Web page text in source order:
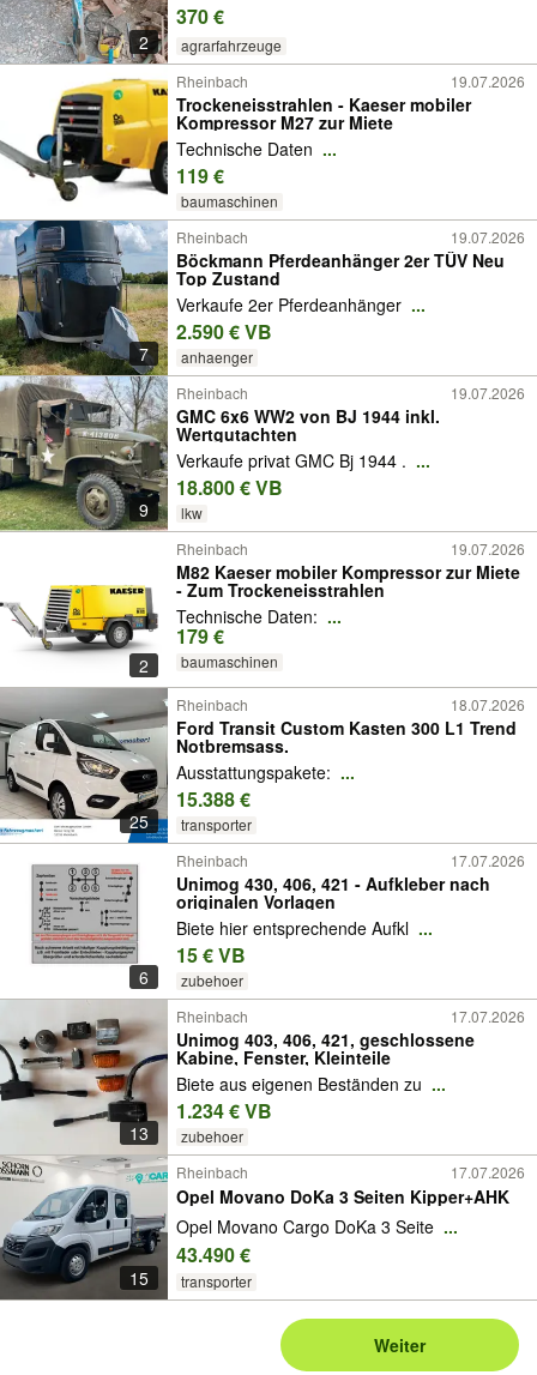
2
370 €
agrarfahrzeuge
Rheinbach
19.07.2026
Trockeneisstrahlen - Kaeser mobiler
Kompressor M27 zur Miete
Technische Daten ...
119 €
baumaschinen
7
Rheinbach 19.07.2026
Böckmann Pferdeanhänger 2er TÜV Neu
Top Zustand
Verkaufe 2er Pferdeanhänger ...
2.590 € VB
anhaenger
9
Rheinbach 19.07.2026
GMC 6x6 WW2 von BJ 1944 inkl.
Wertgutachten
Verkaufe privat GMC Bj 1944 . ...
18.800 € VB
lkw
2
Rheinbach 19.07.2026
M82 Kaeser mobiler Kompressor zur Miete
- Zum Trockeneisstrahlen
Technische Daten: ...
179 €
baumaschinen
25
Rheinbach 18.07.2026
Ford Transit Custom Kasten 300 L1 Trend
Notbremsass.
Ausstattungspakete: ...
15.388 €
transporter
6
Rheinbach 17.07.2026
Unimog 430, 406, 421 - Aufkleber nach
originalen Vorlagen
Biete hier entsprechende Aufkl ...
15 € VB
zubehoer
13
Rheinbach 17.07.2026
Unimog 403, 406, 421, geschlossene
Kabine, Fenster, Kleinteile
Biete aus eigenen Beständen zu ...
1.234 € VB
zubehoer
15
Rheinbach 17.07.2026
Opel Movano DoKa 3 Seiten Kipper+AHK
Opel Movano Cargo DoKa 3 Seite ...
43.490 €
transporter
Weiter